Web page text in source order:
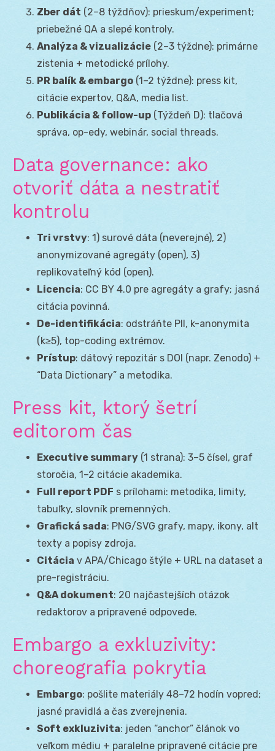
Zber dát (2–8 týždňov): prieskum/experiment;
priebežné QA a slepé kontroly.
Analýza & vizualizácie (2–3 týždne): primárne
zistenia + metodické prílohy.
PR balík & embargo (1–2 týždne): press kit,
citácie expertov, Q&A, media list.
Publikácia & follow-up (Týždeň D): tlačová
správa, op-edy, webinár, social threads.
Data governance: ako
otvoriť dáta a nestratiť
kontrolu
Tri vrstvy: 1) surové dáta (neverejné), 2)
anonymizované agregáty (open), 3)
replikovateľný kód (open).
Licencia: CC BY 4.0 pre agregáty a grafy; jasná
citácia povinná.
De-identifikácia: odstráňte PII, k-anonymita
(k≥5), top-coding extrémov.
Prístup: dátový repozitár s DOI (napr. Zenodo) +
“Data Dictionary” a metodika.
Press kit, ktorý šetrí
editorom čas
Executive summary (1 strana): 3–5 čísel, graf
storočia, 1–2 citácie akademika.
Full report PDF s prílohami: metodika, limity,
tabuľky, slovník premenných.
Grafická sada: PNG/SVG grafy, mapy, ikony, alt
texty a popisy zdroja.
Citácia v APA/Chicago štýle + URL na dataset a
pre-registráciu.
Q&A dokument: 20 najčastejších otázok
redaktorov a pripravené odpovede.
Embargo a exkluzivity:
choreografia pokrytia
Embargo: pošlite materiály 48–72 hodín vopred;
jasné pravidlá a čas zverejnenia.
Soft exkluzivita: jeden “anchor” článok vo
veľkom médiu + paralelne pripravené citácie pre